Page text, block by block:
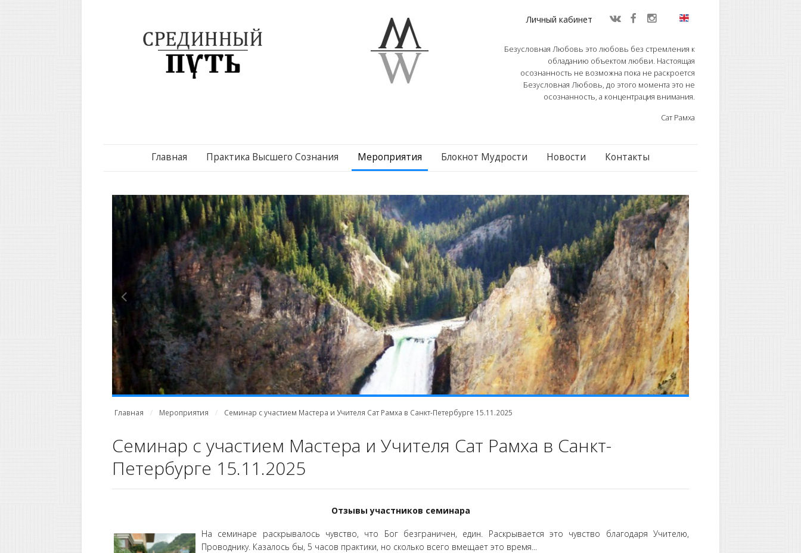
Личный кабинет
Безусловная Любовь это любовь без стремления к
обладанию объектом любви. Настоящая
осознанность не возможна пока не раскроется
Безусловная Любовь, до этого момента это не
осознанность, а концентрация внимания.
Сат Рамха
Главная Практика Высшего Сознания Мероприятия Блокнот Мудрости Новости Контакты
Главная Мероприятия Семинар с участием Мастера и Учителя Сат Рамха в Санкт-Петербурге 15.11.2025
Семинар с участием Мастера и Учителя Сат Рамха в Санкт-
Петербурге 15.11.2025
Отзывы участников семинара
На семинаре раскрывалось чувство, что Бог безграничен, един. Раскрывается это чувство благодаря Учителю,
Проводнику. Казалось бы, 5 часов практики, но сколько всего вмещает это время...